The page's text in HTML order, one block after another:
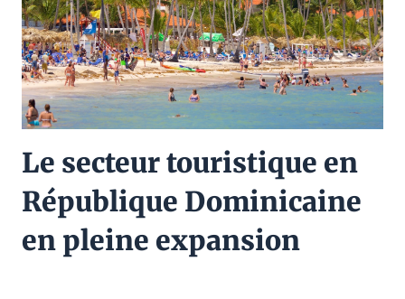
Le secteur touristique en
République Dominicaine
en pleine expansion